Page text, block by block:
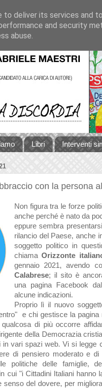
Libri Interventi
con la persona
Non figura tra le forze
anche perché è nato da
eppure sembra
rilancio del Paese, anche
soggetto politico in
chiamaOrizzonte
gennaio 2021, avendo
Calabrese; il sito è
una pagina Facebook
alcune indicazioni.
Proprio lì il nuovo
e chi gestisce la pagina
di più occorre
della Democrazia
vari spazi web. Vi si legge
di pensiero moderato e
politiche delle famiglie,
cui "i Cittadini Italiani hanno
senso del dovere, per
deliver its services and
and security
abuse.